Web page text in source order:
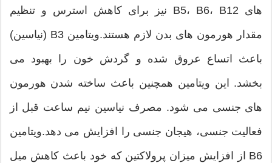
های B5، B6، B12 نیز برای کاهش استرس و تنظیم
مقدار هورمون های بدن لازم هستند.ویتامین B3 (نیاسین)
باعث اتساع عروق شده و گردش خون را بهبود می
بخشد. این ویتامین همچنین باعث ساخته شدن هورمون
های جنسی می شود. مصرف نیاسین نیم ساعت قبل از
فعالیت جنسی، هیجان جنسی را افزایش می دهد.ویتامین
B6 از افزایش میزان پرولاکتین که خود باعث کاهش میل